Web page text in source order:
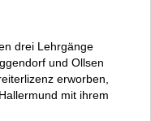
drei Lehrgänge
und Ollsen
erworben,
mit ihrem